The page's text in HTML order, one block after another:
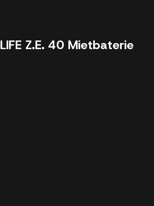
LIFE Z.E. 40 Mietbaterie